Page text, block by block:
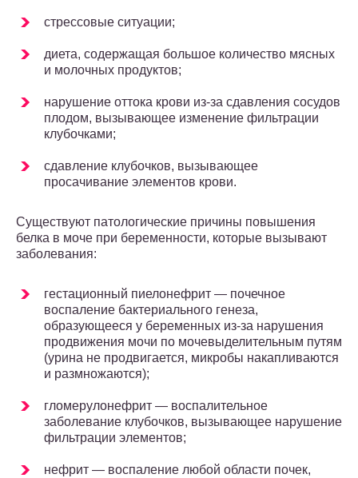
стрессовые ситуации;
диета, содержащая большое количество мясных
и молочных продуктов;
нарушение оттока крови из-за сдавления сосудов
плодом, вызывающее изменение фильтрации
клубочками;
сдавление клубочков, вызывающее
просачивание элементов крови.
Существуют патологические причины повышения
белка в моче при беременности, которые вызывают
заболевания:
гестационный пиелонефрит — почечное
воспаление бактериального генеза,
образующееся у беременных из-за нарушения
продвижения мочи по мочевыделительным путям
(урина не продвигается, микробы накапливаются
и размножаются);
гломерулонефрит — воспалительное
заболевание клубочков, вызывающее нарушение
фильтрации элементов;
нефрит — воспаление любой области почек,